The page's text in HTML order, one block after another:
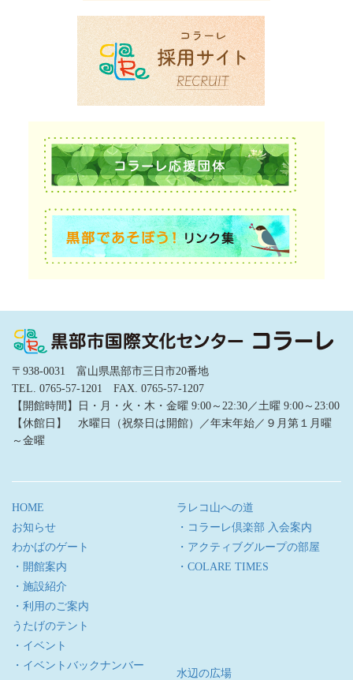
〒938-0031 富山県黒部市三日市20番地
TEL. 0765-57-1201 FAX. 0765-57-1207
【開館時間】日・月・火・木・金曜 9:00～22:30／土曜 9:00～23:00
【休館日】 水曜日（祝祭日は開館）／年末年始／９月第１月曜
～金曜
HOME
お知らせ
わかばのゲート
・開館案内
・施設紹介
・利用のご案内
うたげのテント
・イベント
・イベントバックナンバー
ラレコ山への道
・コラーレ倶楽部 入会案内
・アクティブグループの部屋
・COLARE TIMES
水辺の広場